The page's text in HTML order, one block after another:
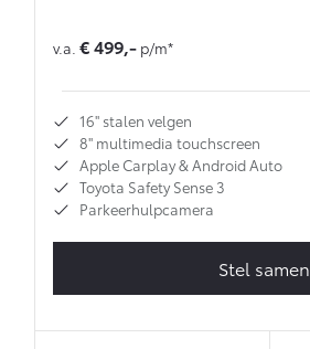
v.a. € 499,- p/m*
16'' stalen velgen
8'' multimedia touchscreen
Apple Carplay & Android Auto
Toyota Safety Sense 3
Parkeerhulpcamera
Stel samen